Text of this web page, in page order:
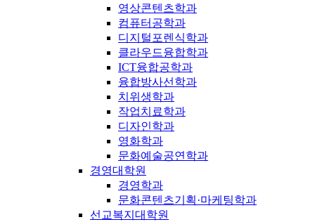
영상콘텐츠학과
컴퓨터공학과
디지털포렌식학과
클라우드융합학과
ICT융합공학과
융합방사선학과
치위생학과
작업치료학과
디자인학과
영화학과
문화예술공연학과
경영대학원
경영학과
문화콘텐츠기획·마케팅학과
선교복지대학원